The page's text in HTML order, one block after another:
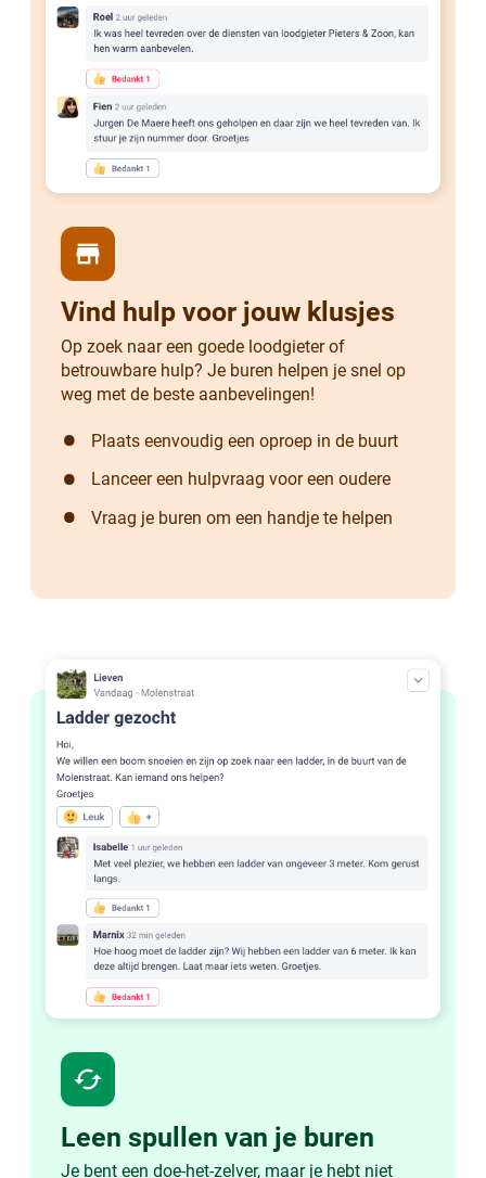
store
Vind hulp voor jouw klusjes
Op zoek naar een goede loodgieter of
betrouwbare hulp? Je buren helpen je snel op
weg met de beste aanbevelingen!
Plaats eenvoudig een oproep in de buurt
Lanceer een hulpvraag voor een oudere
Vraag je buren om een handje te helpen
cached
Leen spullen van je buren
Je bent een doe-het-zelver, maar je hebt niet